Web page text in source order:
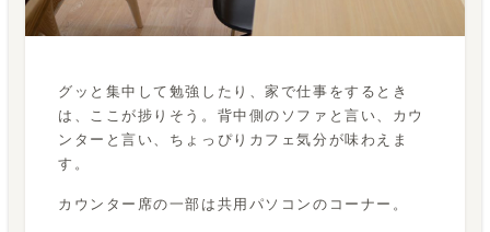
グッと集中して勉強したり、家で仕事をするとき
は、ここが捗りそう。背中側のソファと言い、カウ
ンターと言い、ちょっぴりカフェ気分が味わえま
す。
カウンター席の一部は共用パソコンのコーナー。